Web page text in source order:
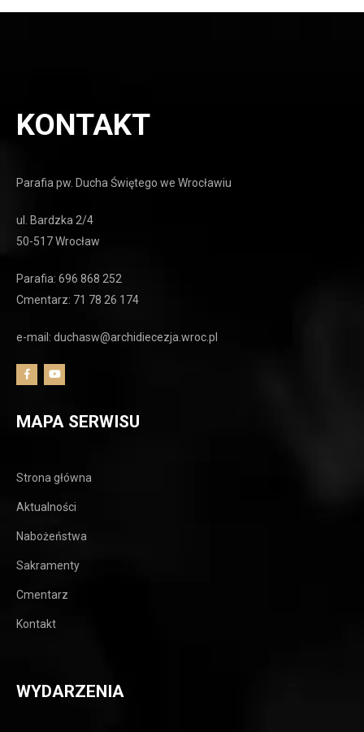
KONTAKT
Parafia pw. Ducha Świętego we Wrocławiu
ul. Bardzka 2/4
50-517 Wrocław
Parafia: 696 868 252
Cmentarz: 71 78 26 174
e-mail: duchasw@archidiecezja.wroc.pl
MAPA SERWISU
Strona główna
Aktualności
Nabożeństwa
Sakramenty
Cmentarz
Kontakt
WYDARZENIA